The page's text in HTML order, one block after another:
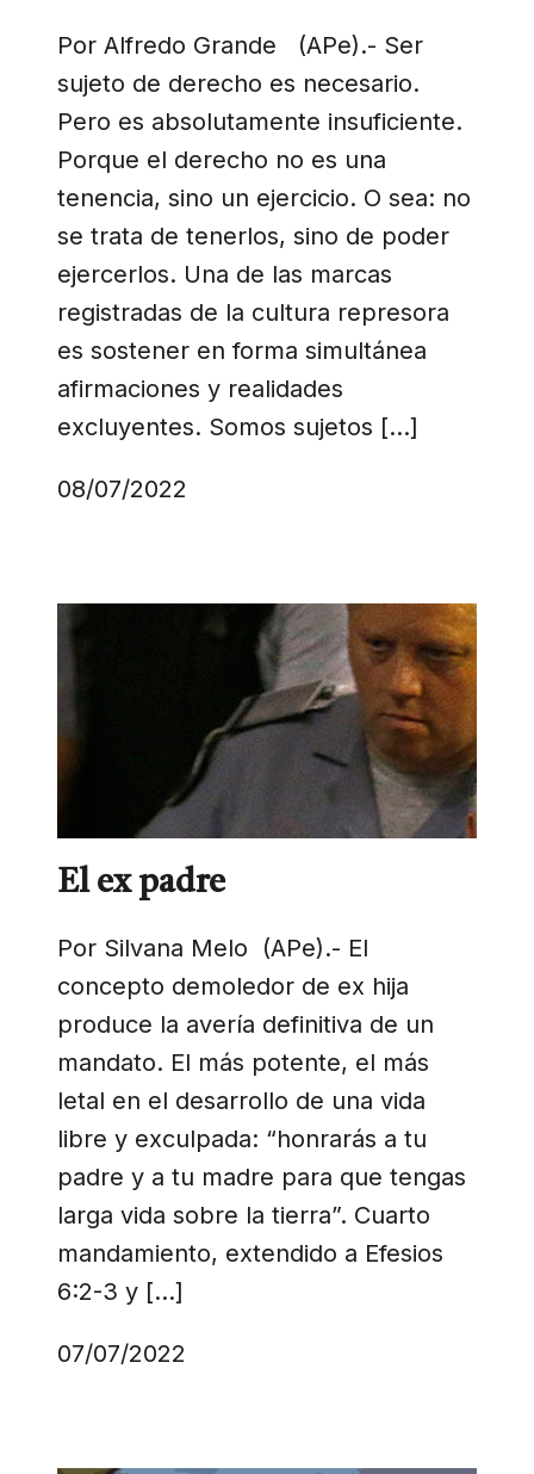
Por Alfredo Grande (APe).- Ser
sujeto de derecho es necesario.
Pero es absolutamente insuficiente.
Porque el derecho no es una
tenencia, sino un ejercicio. O sea: no
se trata de tenerlos, sino de poder
ejercerlos. Una de las marcas
registradas de la cultura represora
es sostener en forma simultánea
afirmaciones y realidades
excluyentes. Somos sujetos […]
08/07/2022
El ex padre
Por Silvana Melo (APe).- El
concepto demoledor de ex hija
produce la avería definitiva de un
mandato. El más potente, el más
letal en el desarrollo de una vida
libre y exculpada: “honrarás a tu
padre y a tu madre para que tengas
larga vida sobre la tierra”. Cuarto
mandamiento, extendido a Efesios
6:2-3 y […]
07/07/2022